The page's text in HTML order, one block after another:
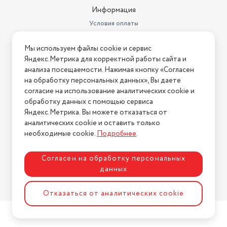
½
3.5 кВт
Потребляемая мощность (Вт)
3500 Вт
Управление
механическое
Дополнительные функции
общая мощность
нагревательных элементов: 3.5
кВт; тип электрического
нагревательного элемента:
трубчатый; материал
нагревательного элемента:
медь; упр
Масса, кг
кран, душевая лейка
Системы защиты
от перегрева
Информация
Условия оплаты
Условия возврата
Нашли ошибку на сайте? Напишите нам
2026 © Интернет-магазин "АстМаркет". У нас есть всё!
Политика конфиденциальности
Разработка сайтаASTDESIGN
Мы используем файлы cookie и сервис
Яндекс.Метрика для корректной работы сайта и
анализа посещаемости. Нажимая кнопку «Согласен
на обработку персональных данных», Вы даете
согласие на использование аналитических cookie и
обработку данных с помощью сервиса
Яндекс.Метрика. Вы можете отказаться от
аналитических cookie и оставить только
необходимые cookie.Подробнее.
Согласен на обработку персональных
данных
Отказаться от аналитических cookie